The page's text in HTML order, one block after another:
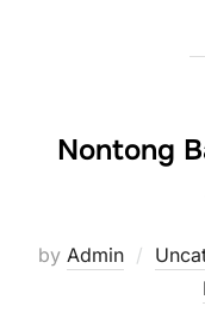
Nontong
by Admin